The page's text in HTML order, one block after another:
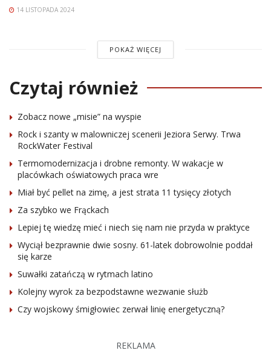
14 LISTOPADA 2024
POKAŻ WIĘCEJ
Czytaj również
Zobacz nowe „misie” na wyspie
Rock i szanty w malowniczej scenerii Jeziora Serwy. Trwa
RockWater Festival
Termomodernizacja i drobne remonty. W wakacje w
placówkach oświatowych praca wre
Miał być pellet na zimę, a jest strata 11 tysięcy złotych
Za szybko we Frąckach
Lepiej tę wiedzę mieć i niech się nam nie przyda w praktyce
Wyciął bezprawnie dwie sosny. 61-latek dobrowolnie poddał
się karze
Suwałki zatańczą w rytmach latino
Kolejny wyrok za bezpodstawne wezwanie służb
Czy wojskowy śmigłowiec zerwał linię energetyczną?
REKLAMA